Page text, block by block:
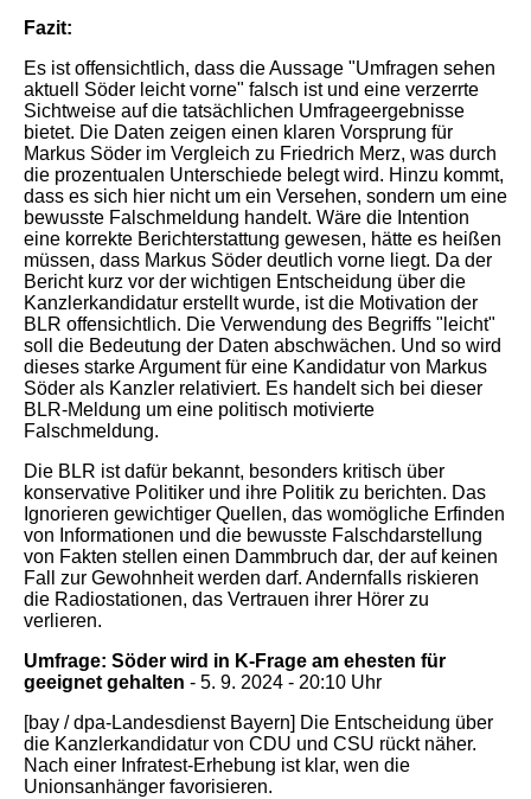
Fazit:
Es ist offensichtlich, dass die Aussage "Umfragen sehen
aktuell Söder leicht vorne" falsch ist und eine verzerrte
Sichtweise auf die tatsächlichen Umfrageergebnisse
bietet. Die Daten zeigen einen klaren Vorsprung für
Markus Söder im Vergleich zu Friedrich Merz, was durch
die prozentualen Unterschiede belegt wird. Hinzu kommt,
dass es sich hier nicht um ein Versehen, sondern um eine
bewusste Falschmeldung handelt. Wäre die Intention
eine korrekte Berichterstattung gewesen, hätte es heißen
müssen, dass Markus Söder deutlich vorne liegt. Da der
Bericht kurz vor der wichtigen Entscheidung über die
Kanzlerkandidatur erstellt wurde, ist die Motivation der
BLR offensichtlich. Die Verwendung des Begriffs "leicht"
soll die Bedeutung der Daten abschwächen. Und so wird
dieses starke Argument für eine Kandidatur von Markus
Söder als Kanzler relativiert. Es handelt sich bei dieser
BLR-Meldung um eine politisch motivierte
Falschmeldung.
Die BLR ist dafür bekannt, besonders kritisch über
konservative Politiker und ihre Politik zu berichten. Das
Ignorieren gewichtiger Quellen, das womögliche Erfinden
von Informationen und die bewusste Falschdarstellung
von Fakten stellen einen Dammbruch dar, der auf keinen
Fall zur Gewohnheit werden darf. Andernfalls riskieren
die Radiostationen, das Vertrauen ihrer Hörer zu
verlieren.
Umfrage: Söder wird in K-Frage am ehesten für
geeignet gehalten - 5. 9. 2024 - 20:10 Uhr
[bay / dpa-Landesdienst Bayern] Die Entscheidung über
die Kanzlerkandidatur von CDU und CSU rückt näher.
Nach einer Infratest-Erhebung ist klar, wen die
Unionsanhänger favorisieren.